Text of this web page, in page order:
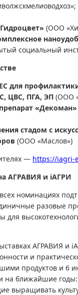
(ООО
социальный
для
ЦВС, ПГА, ЭП (ООО
стадом с
(ООО «Маслов»)
— https://iagri-
АГРАВИЯ и iАГРИ
номинациях
разовые
АГРАВИЯ и
и
продуктов и 6
на ближайшие
выращивать